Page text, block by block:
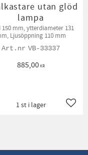
utan glöd
lampa
150 mm, ytterdiameter 131
Ljusöppning 110 mm
VB-33337
885,00KR
1 st i lager